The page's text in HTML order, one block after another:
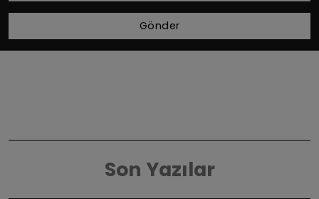
Gönder
Son Yazılar